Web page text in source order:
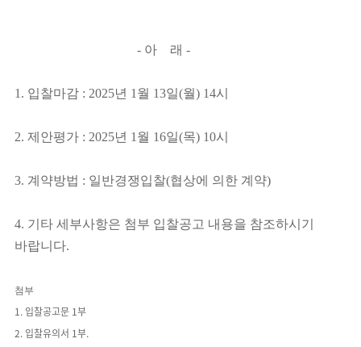
- 아 래 -
1. 입찰마감: 2025년 1 월 13일(월) 14시
2. 제안평가: 2025년 1월 16일(목) 10시
3. 계약방법 : 일반경쟁입찰(협상에 의한 계약)
4. 기타 세부사항은 첨부 입찰공고 내용을 참조하시기
바랍니다.
첨부
1. 입찰공고문1부
2. 입찰유의서 1부.